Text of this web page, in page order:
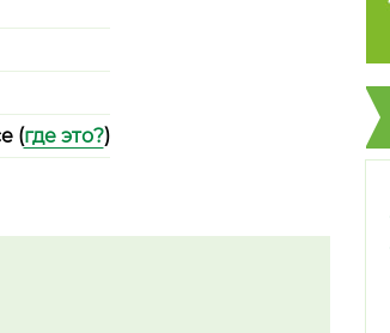
(где это?)